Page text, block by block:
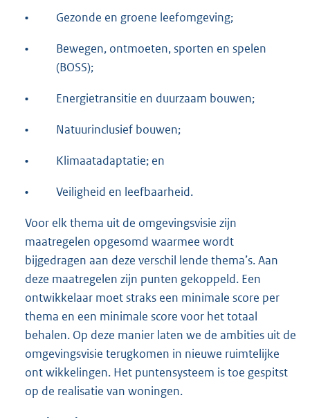
• Gezonde en groene leefomgeving;
•
Bewegen, ontmoeten, sporten en spelen
(BOSS);
• Energietransitie en duurzaam bouwen;
• Natuurinclusief bouwen;
• Klimaatadaptatie; en
• Veiligheid en leefbaarheid.
Voor elk thema uit de omgevingsvisie zijn
maatregelen opgesomd waarmee wordt
bijgedragen aan deze verschil lende thema’s. Aan
deze maatregelen zijn punten gekoppeld. Een
ontwikkelaar moet straks een minimale score per
thema en een minimale score voor het totaal
behalen. Op deze manier laten we de ambities uit de
omgevingsvisie terugkomen in nieuwe ruimtelijke
ont wikkelingen. Het puntensysteem is toe gespitst
op de realisatie van woningen.